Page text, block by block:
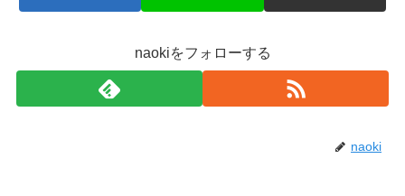
naokiをフォローする
naoki